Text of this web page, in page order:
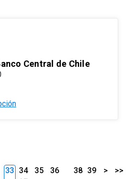
Central de Chile
33 34 35
36
38 39 > >>